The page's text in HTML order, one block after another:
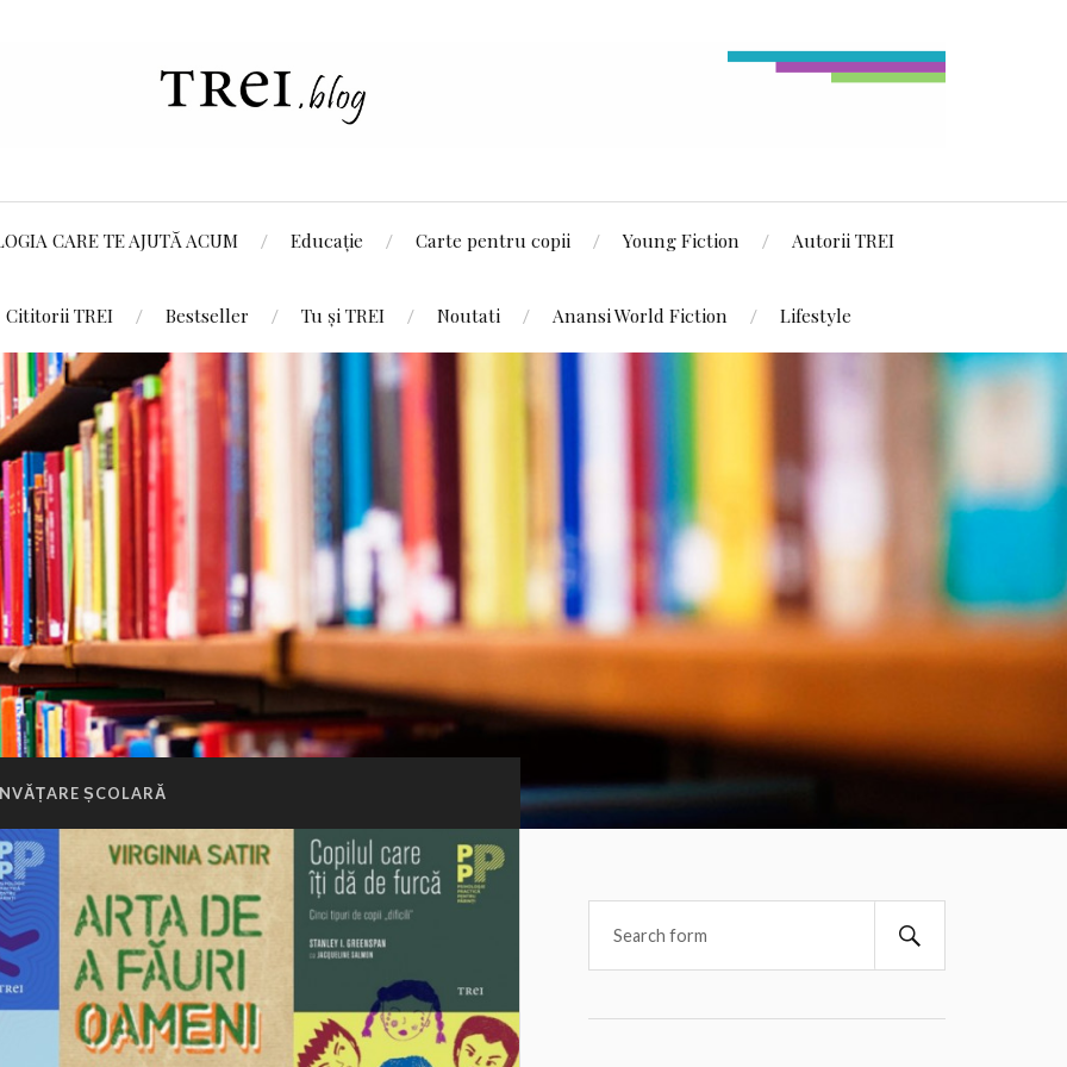
CARE TE AJUTĂ ACUM Educație Carte pentru copii Young Fiction Autorii TREI
Cititorii TREI Bestseller Tu și TREI Noutati Anansi World Fiction Lifestyle
ȘCOLARĂ